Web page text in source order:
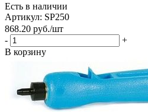
Есть в наличии
Артикул: SP250
868.20 руб./шт
-
+
В корзину